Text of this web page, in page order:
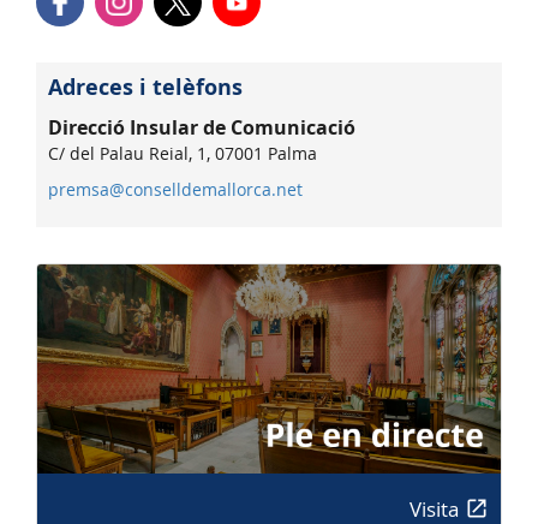
Adreces i telèfons
Direcció Insular de Comunicació
C/ del Palau Reial, 1, 07001 Palma
premsa@conselldemallorca.net
Visita